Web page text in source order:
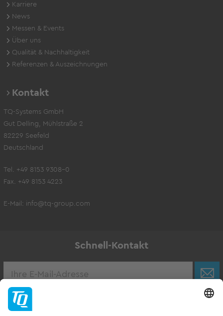
Karriere
News
Messen & Events
Über uns
Qualität & Nachhaltigkeit
Referenzen & Auszeichnungen
Kontakt
TQ-Systems GmbH
Gut Delling, Mühlstraße 2
82229 Seefeld
Deutschland
Tel. +49 8153 9308-0
Fax. +49 8153 4223
E-Mail: info@tq-group.com
Schnell-Kontakt